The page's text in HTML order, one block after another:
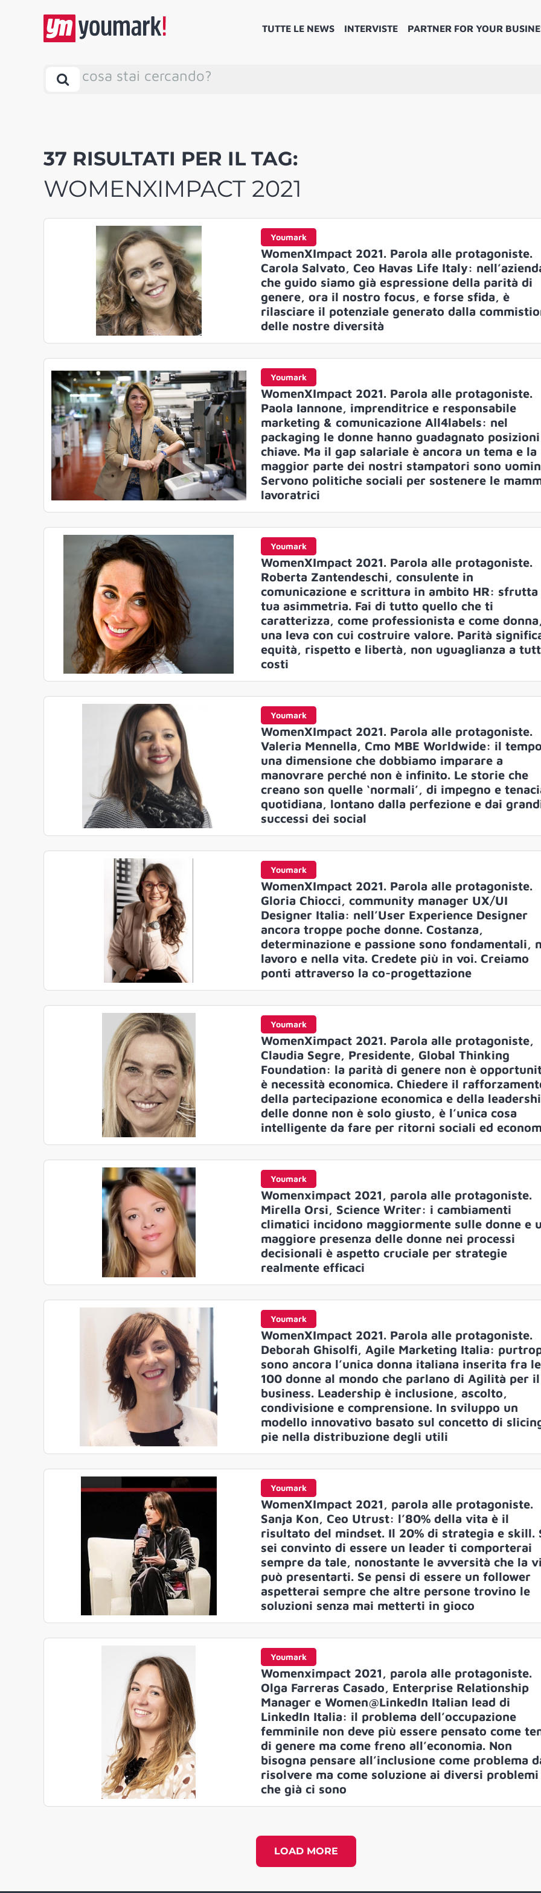
TUTTE LE NEWS INTERVISTE PARTNER FOR YOUR
cosa stai cercando?
37 RISULTATI PER IL TAG:
WOMENXIMPACT 2021
Youmark
WomenXImpact 2021. Parola alle protagoniste.
Carola Salvato, Ceo Havas Life Italy:
che guido siamo già espressione della parità di
genere, ora il nostro focus, e forse sfida, è
rilasciare il potenziale generato dalla
delle nostre diversità
Youmark
WomenXImpact 2021. Parola alle protagoniste.
Paola Iannone, imprenditrice e responsabile
marketing & comunicazione All4labels: nel
packaging le donne hanno guadagnato posizioni
chiave. Ma il gap salariale è ancora un tema e la
maggior parte dei nostri stampatori sono
Servono politiche sociali per sostenere le
lavoratrici
Youmark
WomenXImpact 2021. Parola alle protagoniste.
Roberta Zantendeschi, consulente in
comunicazione e scrittura in ambito HR: sfrutta
tua asimmetria. Fai di tutto quello che ti
caratterizza, come professionista e come
una leva con cui costruire valore. Parità
equità, rispetto e libertà, non uguaglianza a
costi
Youmark
WomenXImpact 2021. Parola alle protagoniste.
Valeria Mennella, Cmo MBE Worldwide: il
una dimensione che dobbiamo imparare a
manovrare perché non è infinito. Le storie che
creano son quelle ‘normali’, di impegno e
quotidiana, lontano dalla perfezione e dai
successi dei social
Youmark
WomenXImpact 2021. Parola alle protagoniste.
Gloria Chiocci, community manager UX/UI
Designer Italia: nell’User Experience Designer
ancora troppe poche donne. Costanza,
determinazione e passione sono fondamentali,
lavoro e nella vita. Credete più in voi. Creiamo
ponti attraverso la co-progettazione
Youmark
WomenXimpact 2021. Parola alle protagoniste,
Claudia Segre, Presidente, Global Thinking
Foundation: la parità di genere non è
è necessità economica. Chiedere il
della partecipazione economica e della
delle donne non è solo giusto, è l’unica cosa
intelligente da fare per ritorni sociali ed
Youmark
Womenximpact 2021, parola alle protagoniste.
Mirella Orsi, Science Writer: i cambiamenti
climatici incidono maggiormente sulle donne e
maggiore presenza delle donne nei processi
decisionali è aspetto cruciale per strategie
realmente efficaci
Youmark
WomenXImpact 2021. Parola alle protagoniste.
Deborah Ghisolfi, Agile Marketing Italia:
sono ancora l’unica donna italiana inserita fra le
100 donne al mondo che parlano di Agilità per il
business. Leadership è inclusione, ascolto,
condivisione e comprensione. In sviluppo un
modello innovativo basato sul concetto di
pie nella distribuzione degli utili
Youmark
WomenXImpact 2021, parola alle protagoniste.
Sanja Kon, Ceo Utrust: l’80% della vita è il
risultato del mindset. Il 20% di strategia e skill.
sei convinto di essere un leader ti comporterai
sempre da tale, nonostante le avversità che la
può presentarti. Se pensi di essere un follower
aspetterai sempre che altre persone trovino le
soluzioni senza mai metterti in gioco
Youmark
Womenximpact 2021, parola alle protagoniste.
Olga Farreras Casado, Enterprise Relationship
Manager e Women@LinkedIn Italian lead di
LinkedIn Italia: il problema dell’occupazione
femminile non deve più essere pensato come
di genere ma come freno all’economia. Non
bisogna pensare all’inclusione come problema
risolvere ma come soluzione ai diversi problemi
che già ci sono
LOAD MORE